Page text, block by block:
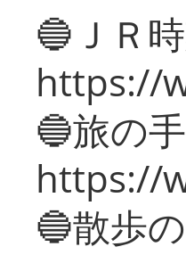
🔵ＪＲ
https://
🔵旅の
https://
🔵散歩